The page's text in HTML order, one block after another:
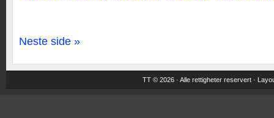
Neste side »
TT © 2026 · Alle rettigheter reservert ·